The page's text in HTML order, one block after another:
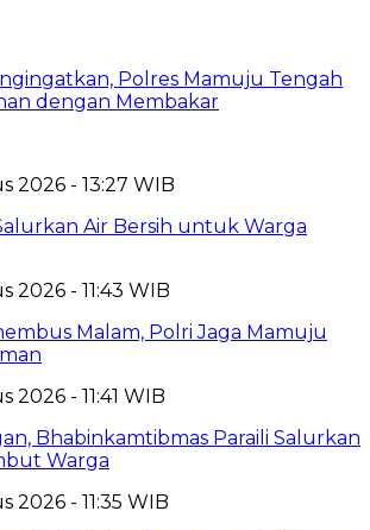
Polres Mamuju Tengah
dengan Membakar
2026 - 13:27 WIB
Air Bersih untuk Warga
2026 - 11:43 WIB
Malam, Polri Jaga Mamuju
2026 - 11:41 WIB
Bhabinkamtibmas Paraili Salurkan
Warga
2026 - 11:35 WIB